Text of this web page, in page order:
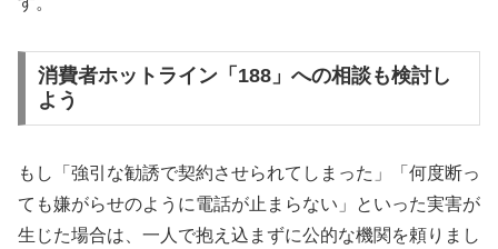
消費者ホットライン「188」への相談も検討し
よう
もし「強引な勧誘で契約させられてしまった」「何度断っ
ても嫌がらせのように電話が止まらない」といった実害が
生じた場合は、一人で抱え込まずに公的な機関を頼りまし